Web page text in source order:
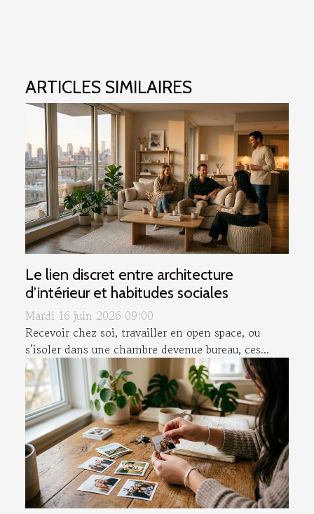
ARTICLES SIMILAIRES
Le lien discret entre architecture
d’intérieur et habitudes sociales
Mardi 16 juin 2026 09:00
Recevoir chez soi, travailler en open space, ou
s’isoler dans une chambre devenue bureau, ces...